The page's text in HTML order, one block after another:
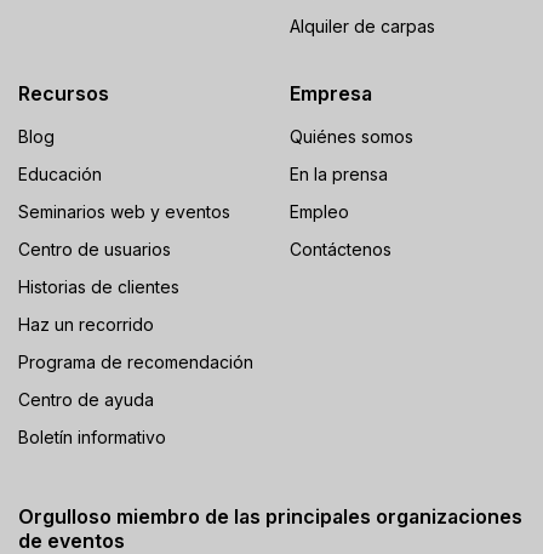
Alquiler de carpas
Recursos
Blog
Educación
Seminarios web y eventos
Centro de usuarios
Historias de clientes
Haz un recorrido
Programa de recomendación
Centro de ayuda
Boletín informativo
Empresa
Quiénes somos
En la prensa
Empleo
Contáctenos
Orgulloso miembro de las principales organizaciones
de eventos